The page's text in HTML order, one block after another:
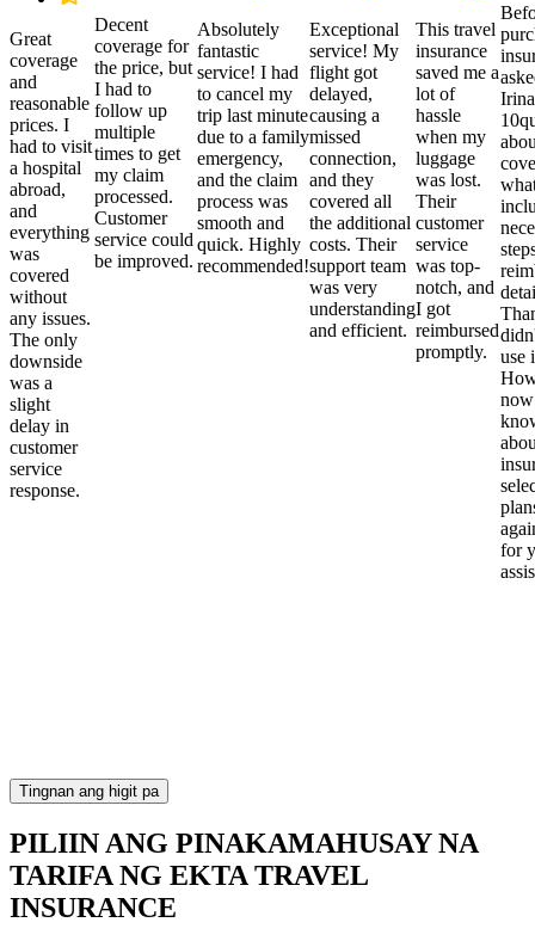
Great
coverage
and
reasonable
prices. I
had to visit
a hospital
abroad,
and
everything
was
covered
without
any issues.
The only
downside
was a
slight
delay in
customer
service
response.
Decent
coverage for
the price, but
I had to
follow up
multiple
times to get
my claim
processed.
Customer
service could
be improved.
Absolutely
fantastic
service! I had
to cancel my
trip last minute
due to a family
emergency,
and the claim
process was
smooth and
quick. Highly
recommended!
Exceptional
service! My
flight got
delayed,
causing a
missed
connection,
and they
covered all
the additional
costs. Their
support team
was very
understanding
and efficient.
This travel
insurance
saved me a
lot of
hassle
when my
luggage
was lost.
Their
customer
service
was top-
notch, and
I got
reimbursed
promptly.
use
for
Tingnan ang higit pa
PILIIN ANG PINAKAMAHUSAY NA
TARIFA NG EKTA TRAVEL
INSURANCE